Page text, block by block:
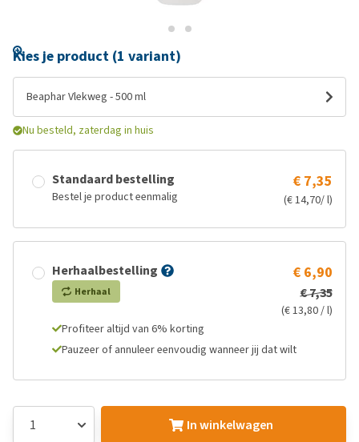
Kies je product (1 variant)
Beaphar Vlekweg - 500 ml
Nu besteld, zaterdag in huis
Standaard bestelling
Bestel je product eenmalig
€ 7,35
(€ 14,70/ l)
Herhaalbestelling
Herhaal
€ 6,90
€ 7,35
(€ 13,80 / l)
Profiteer altijd van 6% korting
Pauzeer of annuleer eenvoudig wanneer jij dat wilt
In winkelwagen